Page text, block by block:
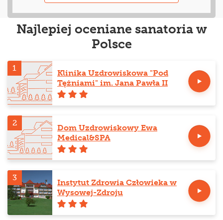
Najlepiej oceniane sanatoria w
Polsce
1
Klinika Uzdrowiskowa "Pod
Tężniami" im. Jana Pawła II
2
Dom Uzdrowiskowy Ewa
Medical&SPA
3
Instytut Zdrowia Człowieka w
Wysowej-Zdroju